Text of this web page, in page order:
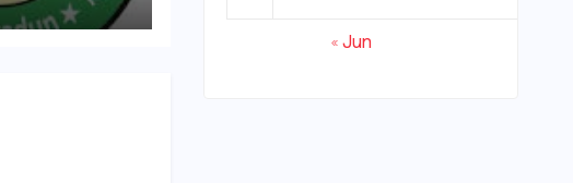
कार्रवाई
« Jun